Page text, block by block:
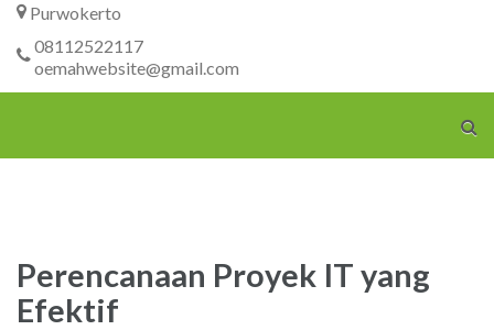
Purwokerto
08112522117
oemahwebsite@gmail.com
Perencanaan Proyek IT yang
Efektif